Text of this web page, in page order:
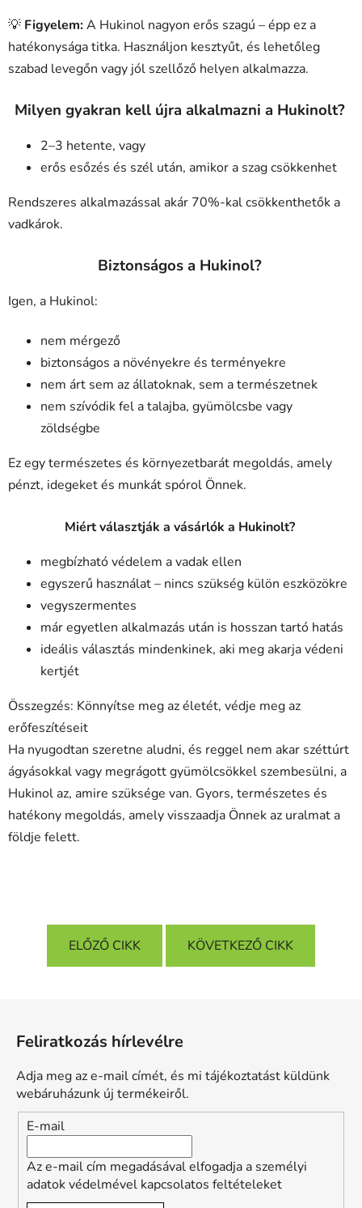
💡 Figyelem:A Hukinol nagyon erős szagú – épp ez a
hatékonysága titka. Használjon kesztyűt, és lehetőleg
szabad levegőn vagy jól szellőző helyen alkalmazza.
Milyen gyakran kell újra alkalmazni a Hukinolt?
2–3 hetente, vagy
erős esőzés és szél után, amikor a szag csökkenhet
Rendszeres alkalmazással akár 70%-kal csökkenthetők a
vadkárok.
Biztonságos a Hukinol?
Igen, a Hukinol:
nem mérgező
biztonságos a növényekre és terményekre
nem árt sem az állatoknak, sem a természetnek
nem szívódik fel a talajba, gyümölcsbe vagy
zöldségbe
Ez egy természetes és környezetbarát megoldás, amely
pénzt, idegeket és munkát spórol Önnek.
Miért választják a vásárlók a Hukinolt?
megbízható védelem a vadak ellen
egyszerű használat – nincs szükség külön eszközökre
vegyszermentes
már egyetlen alkalmazás után is hosszan tartó hatás
ideális választás mindenkinek, aki meg akarja védeni
kertjét
Összegzés: Könnyítse meg az életét, védje meg az
erőfeszítéseit
Ha nyugodtan szeretne aludni, és reggel nem akar széttúrt
ágyásokkal vagy megrágott gyümölcsökkel szembesülni, a
Hukinol az, amire szüksége van. Gyors, természetes és
hatékony megoldás, amely visszaadja Önnek az uralmat a
földje felett.
ELŐZŐ CIKK KÖVETKEZŐ CIKK
Feliratkozás hírlevélre
Adja meg az e-mail címét, és mi tájékoztatást küldünk
webáruházunk új termékeiről.
E-mail
Az e-mail cím megadásával elfogadja a személyi
adatok védelmével kapcsolatos feltételeket